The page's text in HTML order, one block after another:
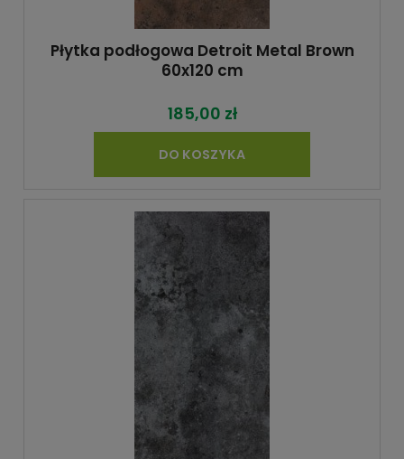
Płytka podłogowa Detroit Metal Brown
60x120 cm
185,00 zł
DO KOSZYKA